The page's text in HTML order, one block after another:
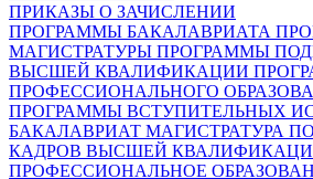
ПРИКАЗЫ О ЗАЧИСЛЕНИИ
ПРОГРАММЫ БАКАЛАВРИАТА
МАГИСТРАТУРЫ ПРОГРАММЫ
ВЫСШЕЙ КВАЛИФИКАЦИИ
ПРОФЕССИОНАЛЬНОГО
ПРОГРАММЫ ВСТУПИТЕЛЬНЫХ
БАКАЛАВРИАТ МАГИСТРАТУРА
КАДРОВ ВЫСШЕЙ
ПРОФЕССИОНАЛЬНОЕ